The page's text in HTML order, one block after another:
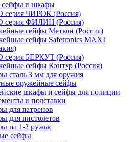
и шкафы
серия ЧИРОК (Россия)
серия ФИЛИН (Россия)
сейфы Меткон (Россия)
сейфы Safetronics MAXI
серия БЕРКУТ (Россия)
сейфы Контур (Россия)
сталь 3 мм для оружия
оружейные сейфы
шкафы и сейфы для полиции
и подставки
для патронов
для пистолетов
на 1-2 ружья
сейфы